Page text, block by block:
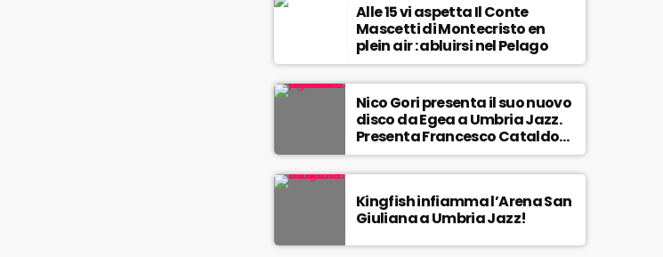
Alle 15 vi aspetta Il Conte
Mascetti di Montecristo en
plein air : abluirsi nel Pelago
Nico Gori presenta il suo nuovo
disco da Egea a Umbria Jazz.
Presenta Francesco Cataldo
Verrina
Kingfish infiamma l’Arena San
Giuliana a Umbria Jazz!